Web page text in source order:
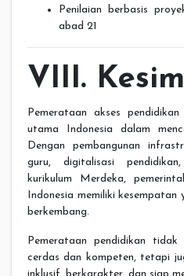
Penilaian berbasis
abad 21
VIII.
Pemerataan akses
utama Indonesia dalam
Dengan pembangunan
guru, digitalisasi
kurikulum Merdeka,
Indonesia memiliki
berkembang.
Pemerataan pendidikan tidak
cerdas dan kompeten, tetapi